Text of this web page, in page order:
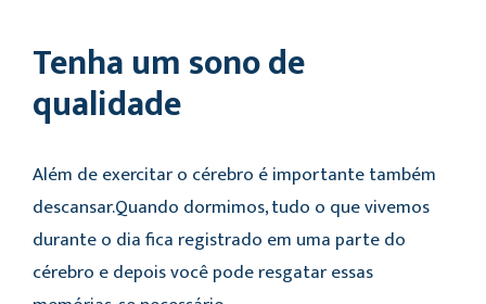
Tenha um sono de
qualidade
Além de exercitar o cérebro é importante também
descansar.Quando dormimos, tudo o que vivemos
durante o dia fica registrado em uma parte do
cérebro e depois você pode resgatar essas